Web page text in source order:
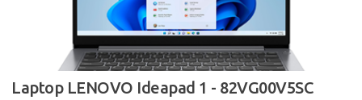
Laptop LENOVO Ideapad 1 - 82VG00V5SC